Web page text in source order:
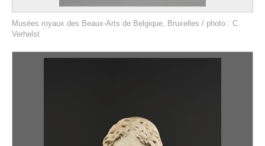
Musées royaux des Beaux-Arts de Belgique, Bruxelles / photo : C.
Verhelst